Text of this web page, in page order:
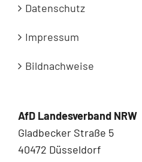
Datenschutz
Impressum
Bildnachweise
AfD Landesverband NRW
Gladbecker Straße 5
40472 Düsseldorf